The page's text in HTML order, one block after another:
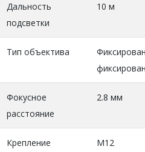
Дальность
подсветки
10 м
Тип объектива
Фокусное
расстояние
2.8 мм
Крепление
М12